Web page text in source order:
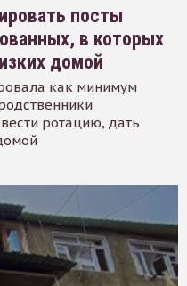
посты
в которых
домой
как минимум
ротацию, дать